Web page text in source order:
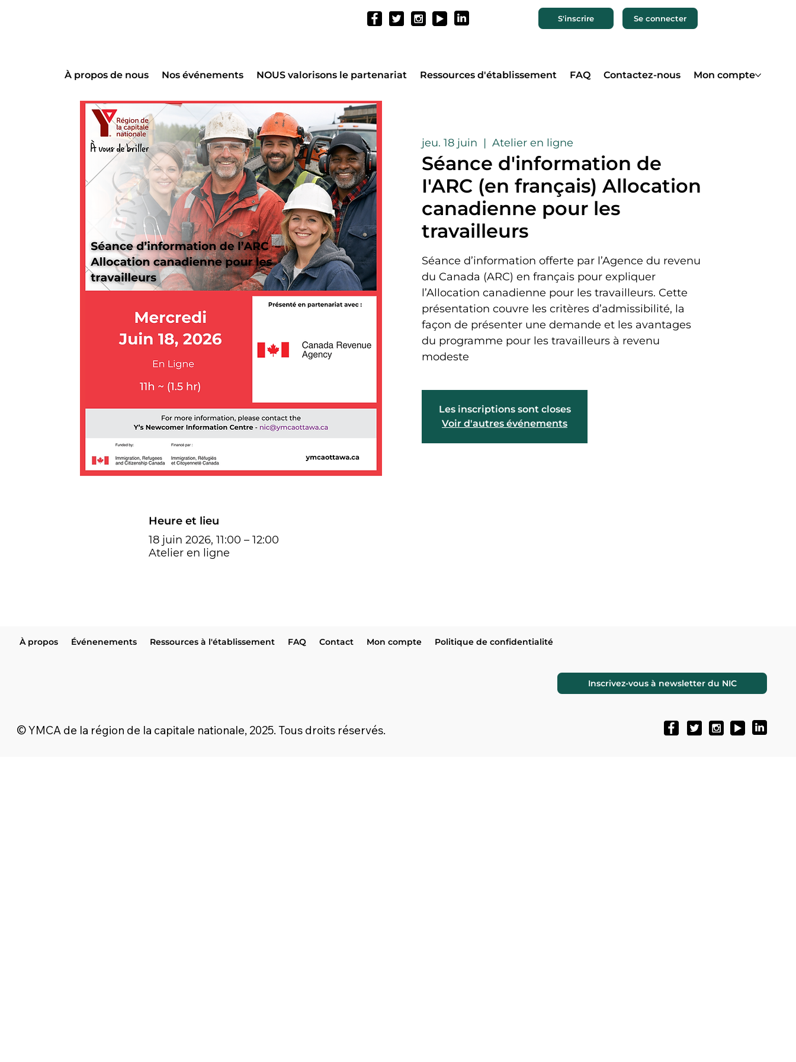
S'inscrire Se connecter
À propos de nous Nos événements NOUS valorisons le partenariat Ressources d'établissement FAQ Contactez-nous Mon compte
jeu. 18 juin
  |
Atelier en ligne
Séance d'information de
I'ARC (en français) Allocation
canadienne pour les
travailleurs
Séance d’information offerte par l’Agence du revenu
du Canada (ARC) en français pour expliquer
l’Allocation canadienne pour les travailleurs. Cette
présentation couvre les critères d’admissibilité, la
façon de présenter une demande et les avantages
du programme pour les travailleurs à revenu
modeste
Les inscriptions sont closes
Voir d'autres événements
Heure et lieu
18 juin 2026, 11:00 – 12:00
Atelier en ligne
À propos Événenements Ressources à l'établissement FAQ Contact Mon compte Politique de confidentialité
© YMCA de la région de la capitale nationale, 2025. Tous droits réservés.
Inscrivez-vous à newsletter du NIC